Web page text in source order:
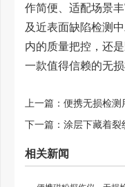
作简便、适配场景
及近表面缺陷检测
内的质量把控，还
一款值得信赖的无损
上一篇： 便携无损检测
下一篇： 涂层下藏着裂
相关新闻